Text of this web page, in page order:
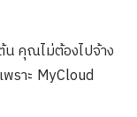
คุณไม่ต้องไปจ้าง
พราะ MyCloud